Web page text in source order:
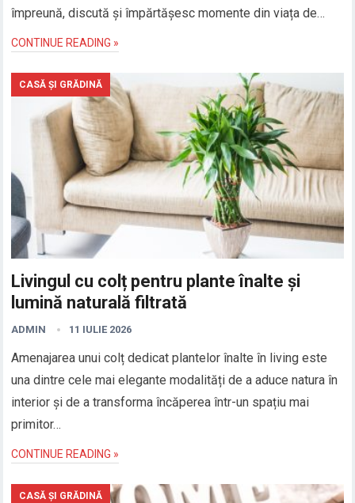
împreună, discută și împărtășesc momente din viața de…
CONTINUE READING »
CASĂ ȘI GRĂDINĂ
Livingul cu colț pentru plante înalte și
lumină naturală filtrată
ADMIN 11 IULIE 2026
Amenajarea unui colț dedicat plantelor înalte în living este
una dintre cele mai elegante modalități de a aduce natura în
interior și de a transforma încăperea într-un spațiu mai
primitor…
CONTINUE READING »
CASĂ ȘI GRĂDINĂ